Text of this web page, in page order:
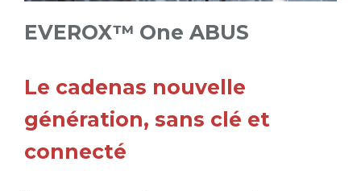
EVEROX™ One ABUS
Le cadenas nouvelle
génération, sans clé et
connecté